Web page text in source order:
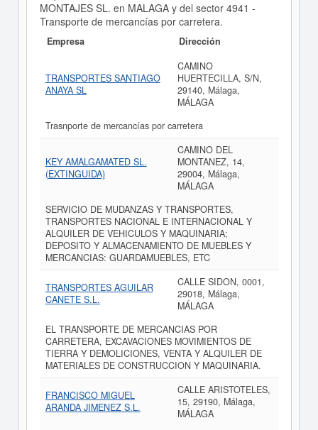
MONTAJES SL. en MALAGA y del sector 4941 -
Transporte de mercancías por carretera.
Empresa Dirección
TRANSPORTES SANTIAGO
ANAYA SL
CAMINO
HUERTECILLA, S/N,
29140, Málaga,
MÁLAGA
Trasnporte de mercancías por carretera
KEY AMALGAMATED SL.
(EXTINGUIDA)
CAMINO DEL
MONTANEZ, 14,
29004, Málaga,
MÁLAGA
SERVICIO DE MUDANZAS Y TRANSPORTES,
TRANSPORTES NACIONAL E INTERNACIONAL Y
ALQUILER DE VEHICULOS Y MAQUINARIA;
DEPOSITO Y ALMACENAMIENTO DE MUEBLES Y
MERCANCIAS: GUARDAMUEBLES, ETC
TRANSPORTES AGUILAR
CANETE S.L.
CALLE SIDON, 0001,
29018, Málaga,
MÁLAGA
EL TRANSPORTE DE MERCANCIAS POR
CARRETERA, EXCAVACIONES MOVIMIENTOS DE
TIERRA Y DEMOLICIONES, VENTA Y ALQUILER DE
MATERIALES DE CONSTRUCCION Y MAQUINARIA.
FRANCISCO MIGUEL
ARANDA JIMENEZ S.L.
CALLE ARISTOTELES,
15, 29190, Málaga,
MÁLAGA